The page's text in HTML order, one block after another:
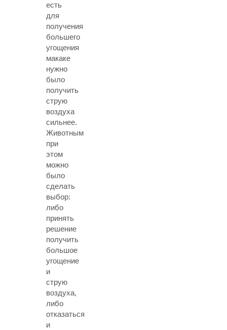
есть
для
получения
большего
угощения
макаке
нужно
было
получить
струю
воздуха
сильнее.
Животным
при
этом
можно
было
сделать
выбор:
либо
принять
решение
получить
большое
угощение
и
струю
воздуха,
либо
отказаться
и